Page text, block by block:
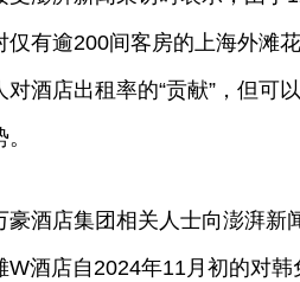
仅有逾200间客房的上海外滩
对酒店出租率的“贡献”，但可
店集团相关人士向澎湃新
W酒店自2024年11月初的对